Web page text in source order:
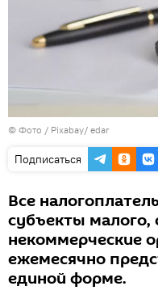
© Фото / Pixabay/ edar
Подписаться
Все
субъекты малого,
некоммерческие
ежемесячно
единой форме.